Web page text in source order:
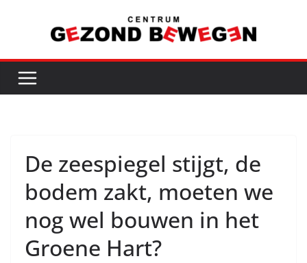
inhoud
De zeespiegel stijgt, de
bodem zakt, moeten we
nog wel bouwen in het
Groene Hart?